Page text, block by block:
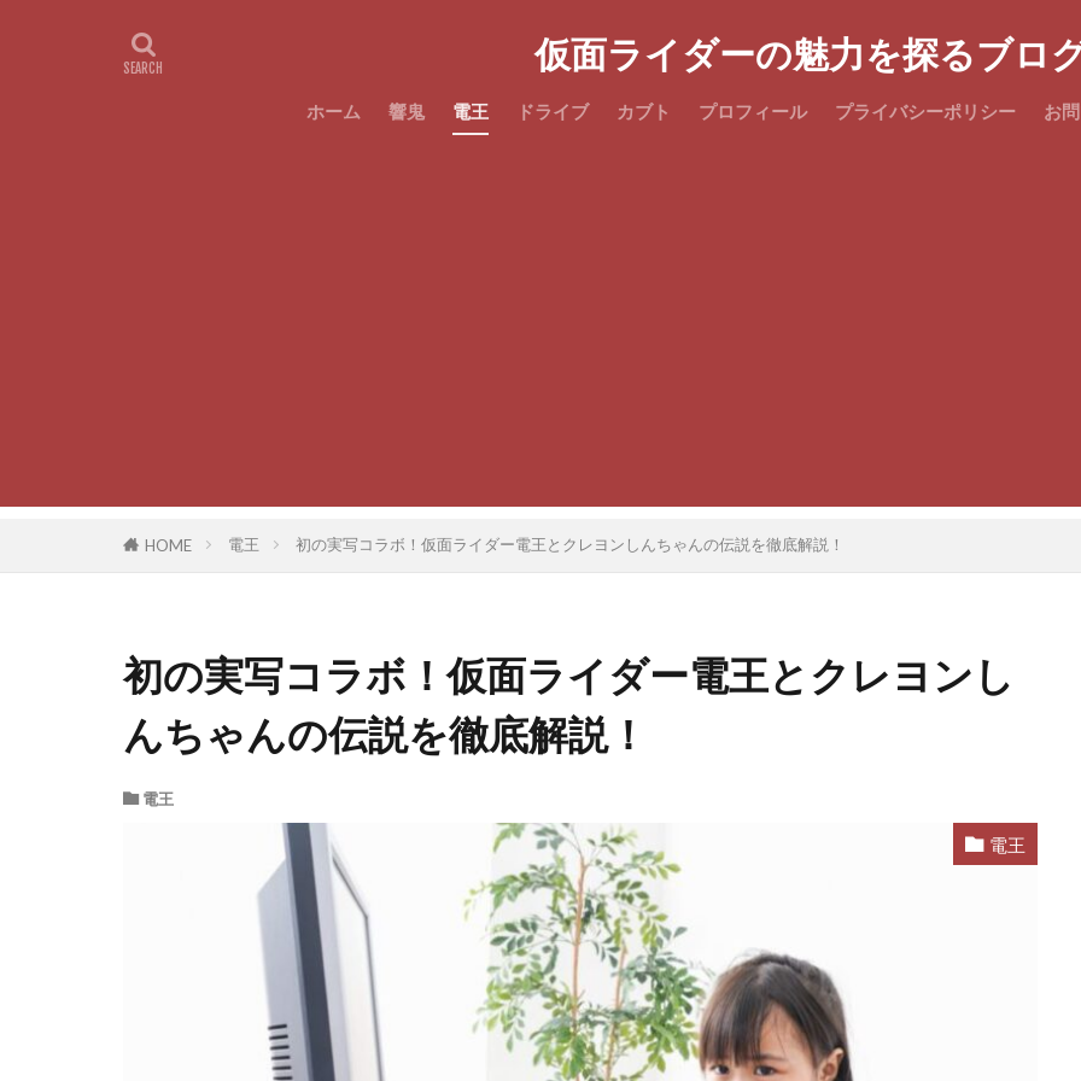
仮面ライダーの魅力を探るブロ
ホーム 響鬼 電王 ドライブ カブト プロフィール プライバシーポリシー お
HOME 電王 初の実写コラボ！仮面ライダー電王とクレヨンしんちゃんの伝説を徹底解説！
初の実写コラボ！仮面ライダー電王とクレヨンし
んちゃんの伝説を徹底解説！
電王
電王